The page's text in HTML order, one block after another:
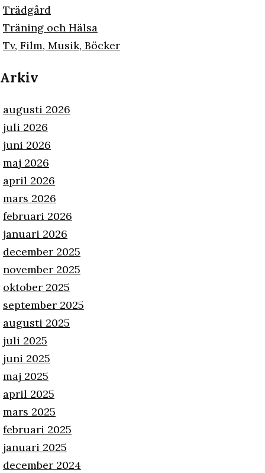
Trädgård
Träning och Hälsa
Tv, Film, Musik, Böcker
Arkiv
augusti 2026
juli 2026
juni 2026
maj 2026
april 2026
mars 2026
februari 2026
januari 2026
december 2025
november 2025
oktober 2025
september 2025
augusti 2025
juli 2025
juni 2025
maj 2025
april 2025
mars 2025
februari 2025
januari 2025
december 2024